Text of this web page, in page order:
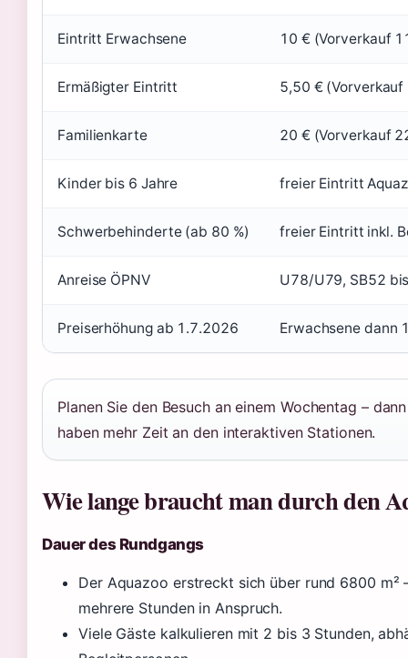
Eintritt Erwachsene 10 € (Vorverkauf
Ermäßigter Eintritt 5,50 €
Familienkarte 20 € (Vorverkauf
Kinder bis 6 Jahre freier Eintritt
Schwerbehinderte (ab 80 %) freier Eintritt inkl.
Anreise ÖPNV U78/U79, SB52
Preiserhöhung ab 1.7.2026 Erwachsene dann
Planen Sie den Besuch an einem Wochentag –
haben mehr Zeit an den interaktiven Stationen.
Wie lange braucht man durch den
Dauer des Rundgangs
Der Aquazoo erstreckt sich über rund 6800
mehrere Stunden in Anspruch.
Viele Gäste kalkulieren mit 2 bis 3 Stunden,